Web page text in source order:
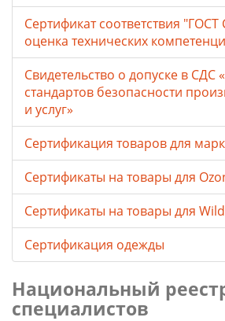
Сертификат соответствия
оценка технических
Свидетельство о допуске в СДС
стандартов безопасности
и услуг»
Сертификация товаров для
Cертификаты на товары для
Cертификаты на товары для
Сертификация одежды
Национальный
специалистов